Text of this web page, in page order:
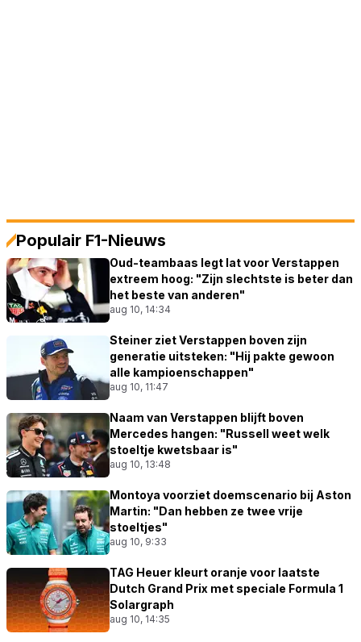
Populair F1-Nieuws
Oud-teambaas legt lat voor Verstappen
extreem hoog: "Zijn slechtste is beter dan
het beste van anderen"
aug 10, 14:34
Steiner ziet Verstappen boven zijn
generatie uitsteken: "Hij pakte gewoon
alle kampioenschappen"
aug 10, 11:47
Naam van Verstappen blijft boven
Mercedes hangen: "Russell weet welk
stoeltje kwetsbaar is"
aug 10, 13:48
Montoya voorziet doemscenario bij Aston
Martin: "Dan hebben ze twee vrije
stoeltjes"
aug 10, 9:33
TAG Heuer kleurt oranje voor laatste
Dutch Grand Prix met speciale Formula 1
Solargraph
aug 10, 14:35